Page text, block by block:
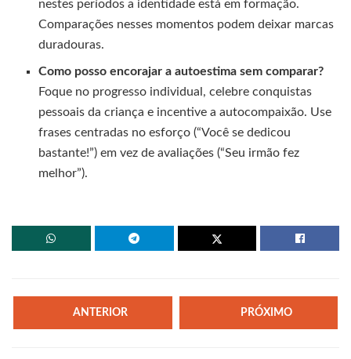
nestes períodos a identidade está em formação.
Comparações nesses momentos podem deixar marcas
duradouras.
Como posso encorajar a autoestima sem comparar?
Foque no progresso individual, celebre conquistas
pessoais da criança e incentive a autocompaixão. Use
frases centradas no esforço (“Você se dedicou
bastante!”) em vez de avaliações (“Seu irmão fez
melhor”).
ANTERIOR PRÓXIMO